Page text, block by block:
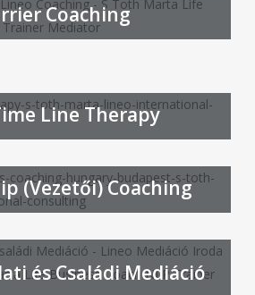
Coaching
Line Therapy
(Vezetői) Coaching
és Családi Mediáció